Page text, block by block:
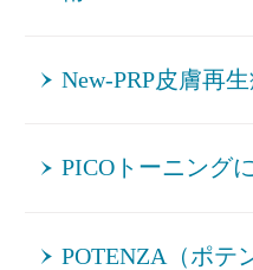
New-PRP皮膚再
PICOトーニング
POTENZA（ポテ